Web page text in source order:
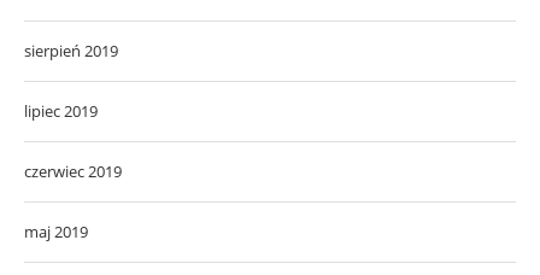
sierpień 2019
lipiec 2019
czerwiec 2019
maj 2019